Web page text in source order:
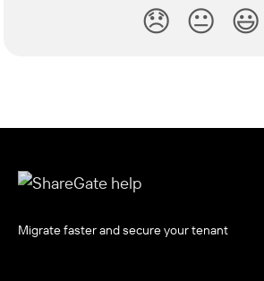
😞 😐 😃
Migrate faster and secure your tenant